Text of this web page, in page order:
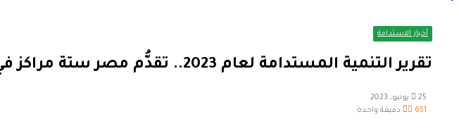
أخبار الاستدامة
تقرير التنمية المستدامة لعام 2023.. تقدُّم مصر ستة مراكز في مؤشر أهداف التنمية المستدامة
25 يونيو، 2023
651
دقيقة واحدة